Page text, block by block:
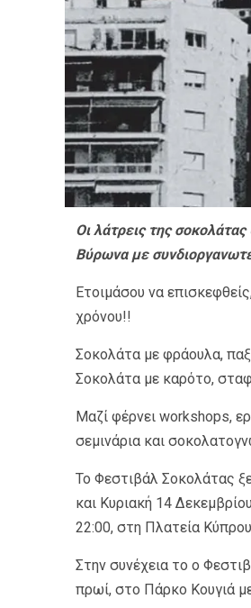
Οι λάτρεις της
Βύρωνα με
Ετοιμάσου να
χρόνου!!
Σοκολάτα με φράουλα,
Σοκολάτα με καρότο,
Μαζί φέρνει workshops,
σεμινάρια και
Το Φεστιβάλ Σοκολάτας
και Κυριακή 14
22:00, στη Πλατεία
Στην συνέχεια το ο
πρωί, στο Πάρκο Κουγιά